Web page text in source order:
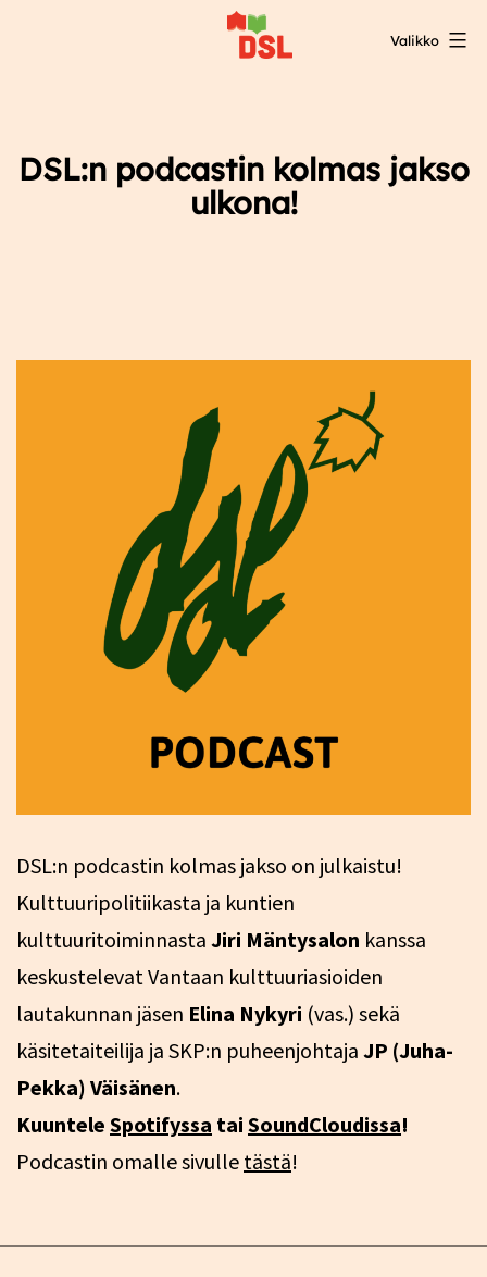
Valikko
DSL:n podcastin kolmas jakso
ulkona!
DSL:n podcastin kolmas jakso on julkaistu!
Kulttuuripolitiikasta ja kuntien
kulttuuritoiminnasta Jiri Mäntysalon kanssa
keskustelevat Vantaan kulttuuriasioiden
lautakunnan jäsen Elina Nykyri (vas.) sekä
käsitetaiteilija ja SKP:n puheenjohtaja JP (Juha-
Pekka) Väisänen.
Kuuntele Spotifyssa tai SoundCloudissa!
Podcastin omalle sivulle tästä!